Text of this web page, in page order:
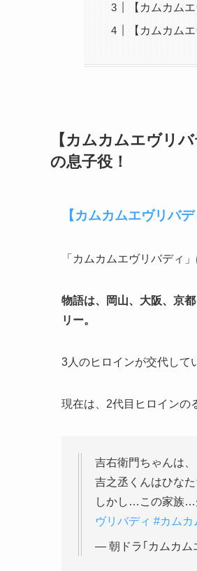
【カムカム
【カムカム
【カムカムエヴリ
の息子役！
【カムカムエヴリバ
「カムカムエヴリバディ
物語は、岡山、大阪、京
リー。
3人のヒロインが交代して
現在は、2代目ヒロインの
吉右衛門ちゃんは
吉之丞くんはひなた
しかし…この家族…
ヴリバディ #カムカ
— 朝ドラ｢カムカム